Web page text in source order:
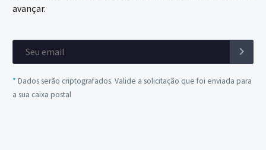
avançar.
* Dados serão criptografados. Valide a solicitação que foi enviada para
a sua caixa postal